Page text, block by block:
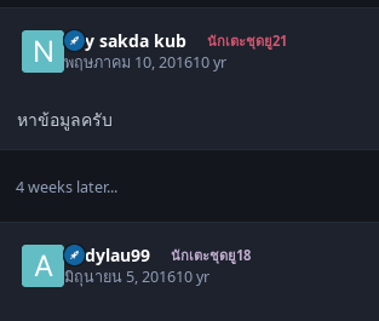
nay sakda kub นักเตะชุดยู21
พฤษภาคม 10, 201610 yr
หาข้อมูลครับ
4 weeks later...
andylau99 นักเตะชุดยู18
มิถุนายน 5, 201610 yr